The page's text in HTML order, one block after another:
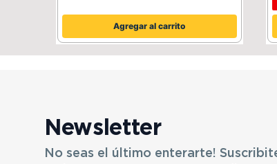
Agregar al carrito
Newsletter
No seas el último enterarte!